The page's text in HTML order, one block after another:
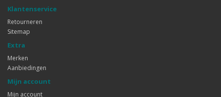
Klantenservice
Retourneren
Sitemap
Extra
Merken
Aanbiedingen
Mijn account
Mijn account